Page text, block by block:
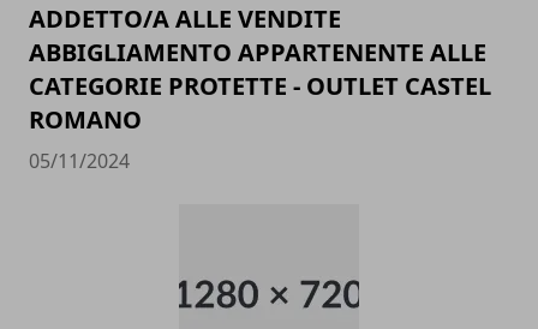
ADDETTO/A ALLE VENDITE
ABBIGLIAMENTO APPARTENENTE ALLE
CATEGORIE PROTETTE - OUTLET CASTEL
ROMANO
05/11/2024